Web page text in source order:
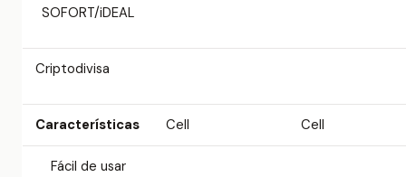
SOFORT/iDEAL
Criptodivisa
Características Cell Cell
Fácil de usar